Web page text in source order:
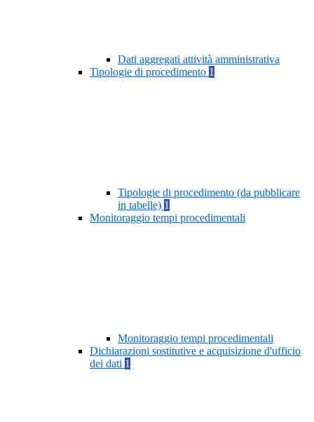
Dati aggregati attività amministrativa
Tipologie di procedimento 1
Tipologie di procedimento (da pubblicare
in tabelle) 1
Monitoraggio tempi procedimentali
Monitoraggio tempi procedimentali
Dichiarazioni sostitutive e acquisizione d'ufficio
dei dati 1